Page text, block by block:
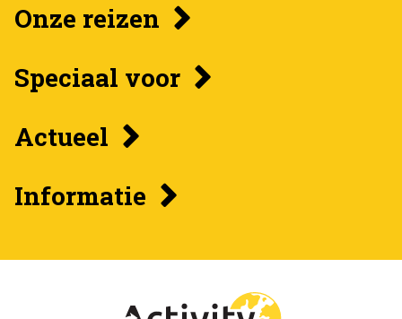
Onze reizen
Speciaal voor
Actueel
Informatie